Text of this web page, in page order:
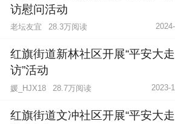
访慰问活动
老坛友宜 28.3万阅读
红旗街道新林社区开展“平安大走
访”活动
媛_HJX18 28.7万阅读 2023-
红旗街道文冲社区开展“平安大走